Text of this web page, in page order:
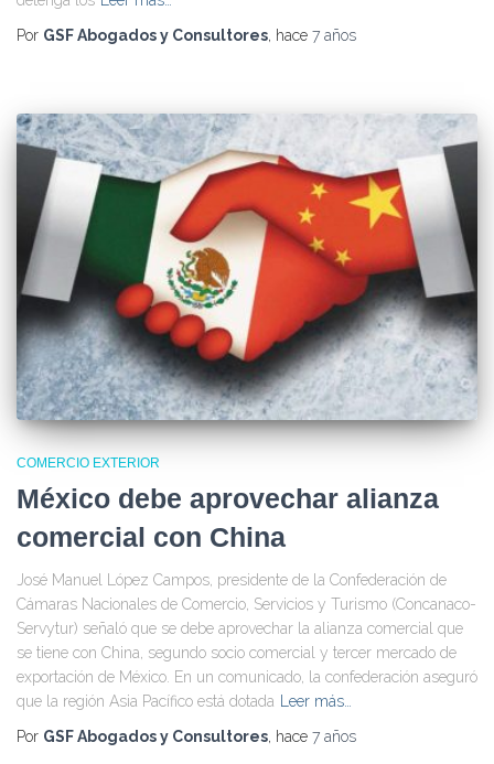
Por GSF Abogados y Consultores, hace 7 años
COMERCIO EXTERIOR
México debe aprovechar alianza
comercial con China
José Manuel López Campos, presidente de la Confederación de
Cámaras Nacionales de Comercio, Servicios y Turismo (Concanaco-
Servytur) señaló que se debe aprovechar la alianza comercial que
se tiene con China, segundo socio comercial y tercer mercado de
exportación de México. En un comunicado, la confederación aseguró
que la región Asia Pacífico está dotada Leer más…
Por GSF Abogados y Consultores, hace 7 años